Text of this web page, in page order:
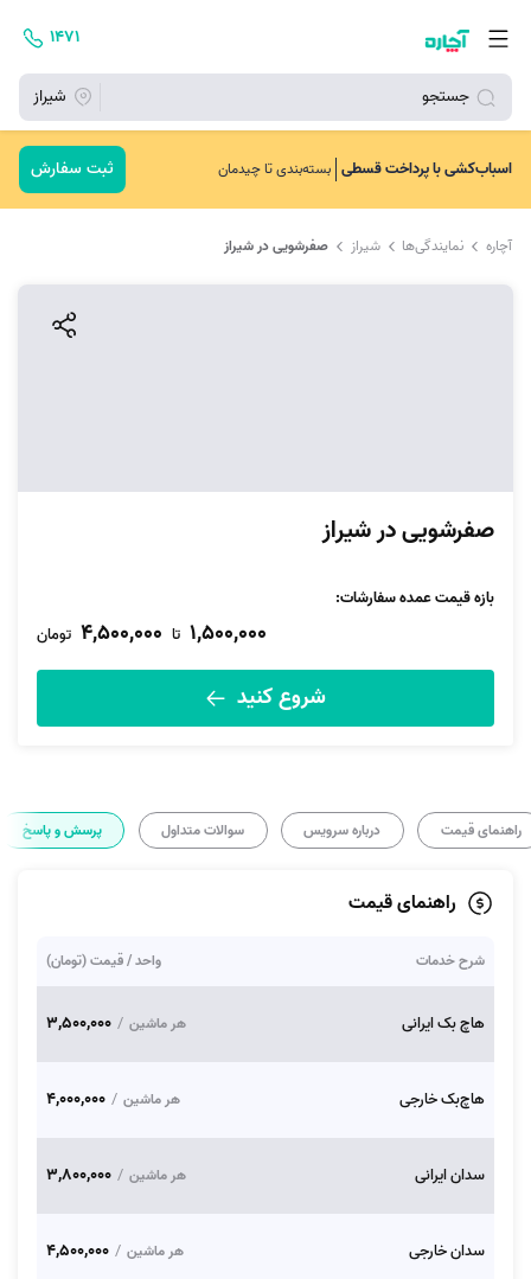
جستجو شیراز
۱۴۷۱
اسباب‌کشی با پرداخت قسطی بسته‌بندی تا چیدمان ثبت سفارش
آچاره نمایندگی‌ها شیراز صفرشویی در شیراز
صفرشویی در شیراز
بازه قیمت عمده سفارشات:
1,500,000 تا 4,500,000 تومان
شروع کنید
راهنمای قیمت درباره سرویس سوالات متداول پرسش و پاسخ
راهنمای قیمت
شرح خدمات واحد / قیمت (تومان)
هاچ بک ایرانی هر ماشین /
3,500,000
هاچ‌بک خارجی هر ماشین /
4,000,000
سدان ایرانی هر ماشین /
3,800,000
سدان خارجی هر ماشین /
4,500,000